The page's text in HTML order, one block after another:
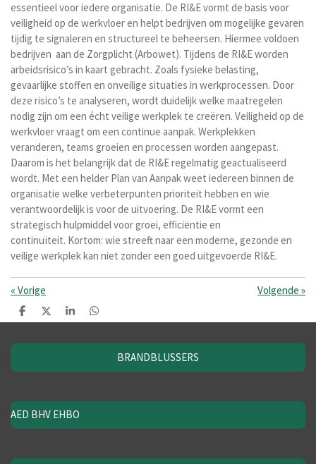
essentieel voor iedere organisatie. De RI&E vormt de basis voor
veiligheid op de werkvloer en helpt bedrijven om mogelijke gevaren
tijdig te signaleren en structureel te beheersen. Hiermee voldoen
bedrijven aan de Zorgplicht (Arbowet). Tijdens de RI&E worden
arbeidsrisico’s in kaart gebracht. Zoals fysieke belasting,
gevaarlijke stoffen en onveilige situaties in werkprocessen. Door
deze risico’s te analyseren, wordt duidelijk welke maatregelen
nodig zijn om een écht veilige werkplek te creëren. Veiligheid op de
werkvloer vraagt om een continue aanpak. Werkplekken
veranderen, teams groeien en processen worden aangepast.
Daarom is het belangrijk dat de RI&E regelmatig geactualiseerd
wordt. Met een helder Plan van Aanpak weet iedereen binnen de
organisatie welke verbeterpunten prioriteit hebben en wie
verantwoordelijk is voor de uitvoering. De RI&E vormt een
strategisch hulpmiddel voor groei, efficiëntie en
continuïteit. Kortom: wie streeft naar een moderne, gezonde en
veilige werkplek kan niet zonder een goed uitgevoerde RI&E.
« Vorige Volgende »
D
e
e
D
e
l
S
h
r
D
e
e
BRANDBLUSSERS
AED BHV EHBO